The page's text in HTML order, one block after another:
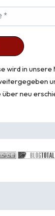
wird in unsere
über neu